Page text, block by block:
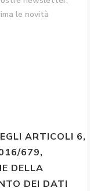
le novità
ARTICOLI 6,
679,
DELLA
DEI DATI